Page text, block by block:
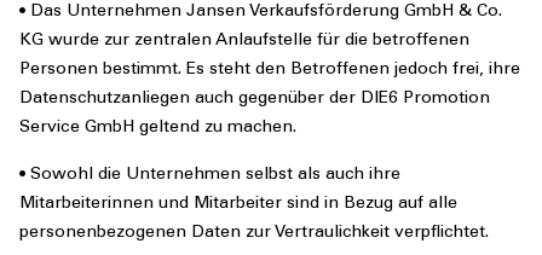
• Das Unternehmen Jansen Verkaufsförderung GmbH & Co.
KG wurde zur zentralen Anlaufstelle für die betroffenen
Personen bestimmt. Es steht den Betroffenen jedoch frei, ihre
Datenschutzanliegen auch gegenüber der DIE6 Promotion
Service GmbH geltend zu machen.
• Sowohl die Unternehmen selbst als auch ihre
Mitarbeiterinnen und Mitarbeiter sind in Bezug auf alle
personenbezogenen Daten zur Vertraulichkeit verpflichtet.